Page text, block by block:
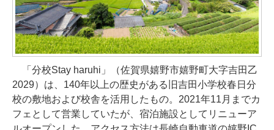
「分校Stay haruhi」（佐賀県嬉野市嬉野町大字吉田乙
2029）は、140年以上の歴史がある旧吉田小学校春日分
校の敷地および校舎を活用したもの。2021年11月までカ
フェとして営業していたが、宿泊施設としてリニューア